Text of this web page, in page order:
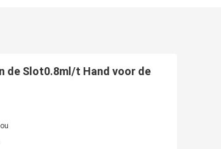
de Slot0.8ml/t Hand voor de